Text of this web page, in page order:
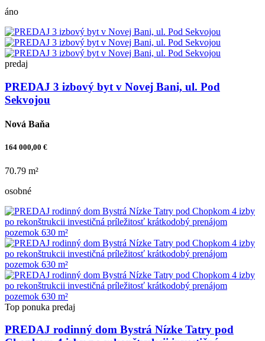
áno
predaj
PREDAJ 3 izbový byt v Novej Bani, ul. Pod
Sekvojou
Nová Baňa
164 000,00 €
70.79 m²
osobné
Top ponuka predaj
PREDAJ rodinný dom Bystrá Nízke Tatry pod